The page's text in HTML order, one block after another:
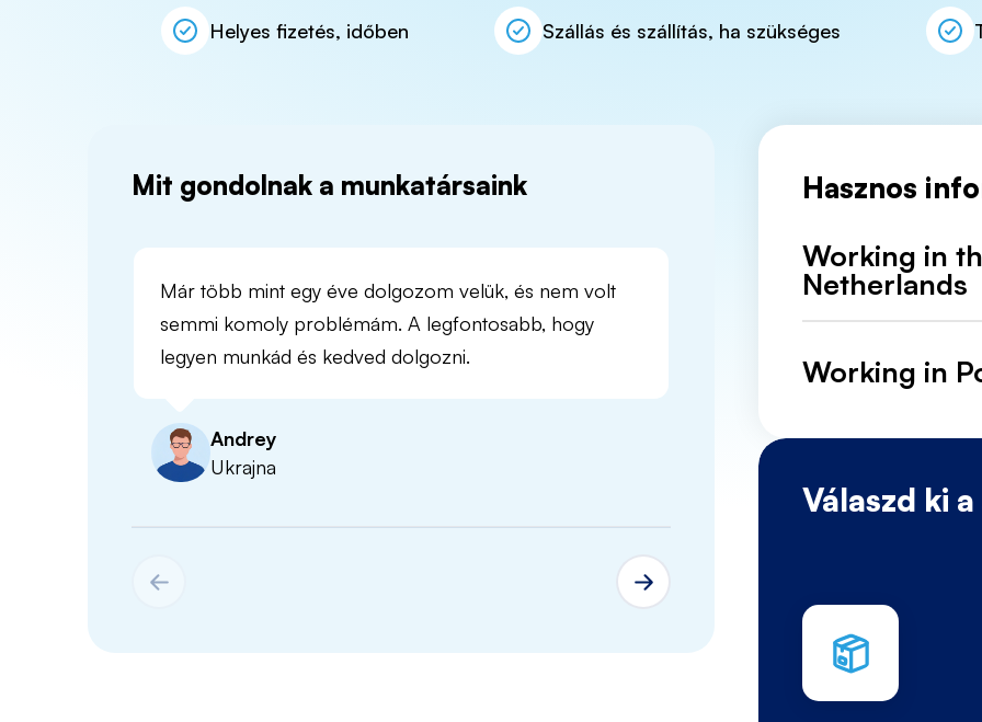
Helyes fizetés, időben Szállás és szállítás, ha szükséges
Mit gondolnak a munkatársaink
Már több mint egy éve dolgozom velük, és nem volt
semmi komoly problémám. A legfontosabb, hogy
legyen munkád és kedved dolgozni.
Andrey
Ukrajna
Úgy kezdtem, hogy ez csak
See more
Hasznos
Working in
Netherlands
Working in
Válaszd ki